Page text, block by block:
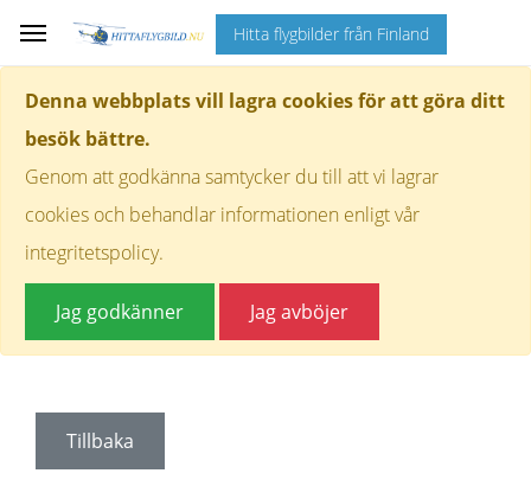
Denna webbplats vill lagra cookies för att göra ditt
besök bättre.
Genom att godkänna samtycker du till att vi lagrar
cookies och behandlar informationen enligt vår
integritetspolicy.
Jag godkänner Jag avböjer
Hitta flygbilder från Finland
Tillbaka